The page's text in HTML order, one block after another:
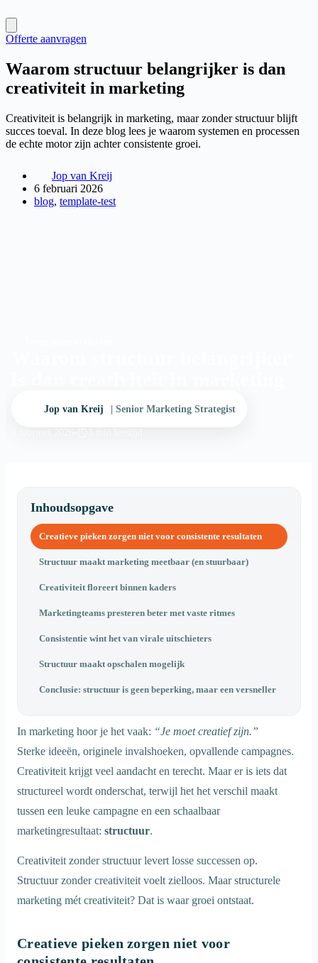
Offerte aanvragen
Waarom structuur belangrijker is dan
creativiteit in marketing
Creativiteit is belangrijk in marketing, maar zonder structuur blijft
succes toeval. In deze blog lees je waarom systemen en processen
de echte motor zijn achter consistente groei.
Jop van Kreij
6 februari 2026
blog, template-test
Jop van Kreij | Senior Marketing Strategist
In marketing hoor je het vaak: “Je moet creatief zijn.”
Sterke ideeën, originele invalshoeken, opvallende campagnes.
Creativiteit krijgt veel aandacht en terecht. Maar er is iets dat
structureel wordt onderschat, terwijl het het verschil maakt
tussen een leuke campagne en een schaalbaar
marketingresultaat: structuur.
Creativiteit zonder structuur levert losse successen op.
Structuur zonder creativiteit voelt zielloos. Maar structurele
marketing mét creativiteit? Dat is waar groei ontstaat.
Creatieve pieken zorgen niet voor
Inhoudsopgave
Creatieve pieken zorgen niet voor consistente resultaten
Structuur maakt marketing meetbaar (en stuurbaar)
Creativiteit floreert binnen kaders
Marketingteams presteren beter met vaste ritmes
Consistentie wint het van virale uitschieters
Structuur maakt opschalen mogelijk
Conclusie: structuur is geen beperking, maar een versneller